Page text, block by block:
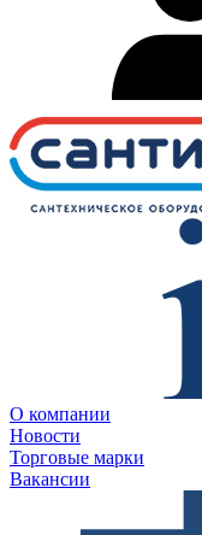
О компании
Новости
Торговые марки
Вакансии